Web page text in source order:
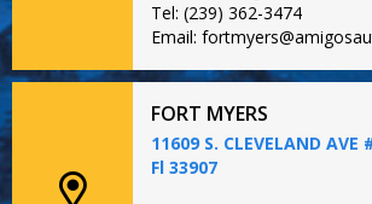
Tel: (239) 362-3474
Email:
FORT MYERS
11609 S. CLEVELAND
Fl 33907